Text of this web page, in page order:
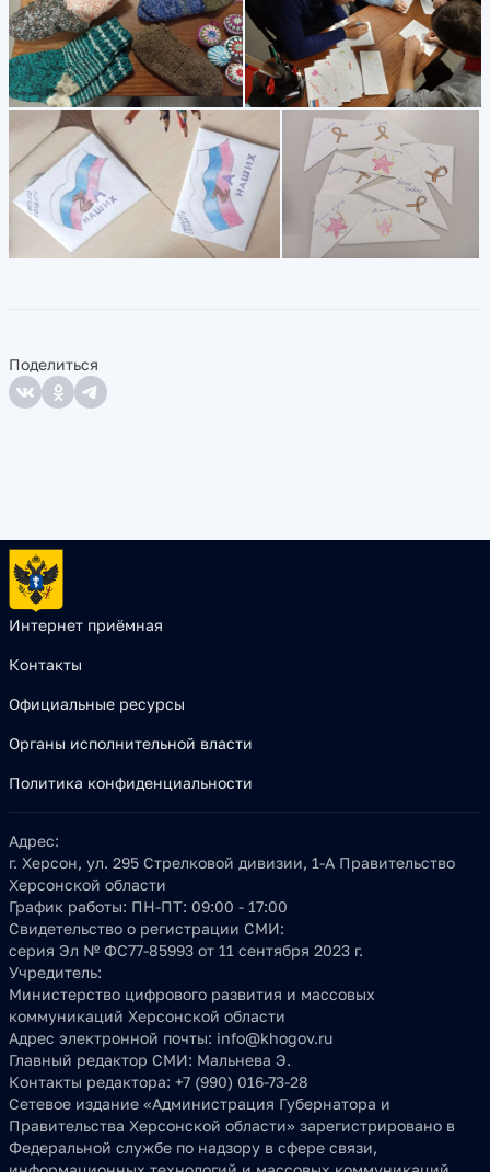
Поделиться
Интернет приёмная
Контакты
Официальные ресурсы
Органы исполнительной власти
Политика конфиденциальности
Адрес:
г. Херсон, ул. 295 Стрелковой дивизии, 1-А Правительство
Херсонской области
График работы: ПН-ПТ: 09:00 - 17:00
Свидетельство о регистрации СМИ:
серия Эл № ФС77-85993 от 11 сентября 2023 г.
Учредитель:
Министерство цифрового развития и массовых
коммуникаций Херсонской области
Адрес электронной почты: info@khogov.ru
Главный редактор СМИ: Мальнева Э.
Контакты редактора: +7 (990) 016-73-28
Сетевое издание «Администрация Губернатора и
Правительства Херсонской области» зарегистрировано в
Федеральной службе по надзору в сфере связи,